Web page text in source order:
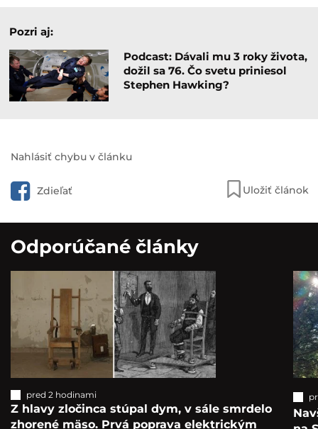
RSS feed
iTunes
Pozri aj:
Stephen Hawking?
Nahlásiť chybu v článku
Zdieľať Uložiť článok
Odporúčané články